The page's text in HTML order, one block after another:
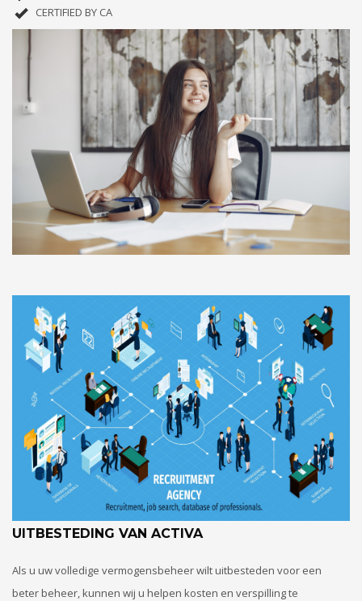
CERTIFIED BY CA
UITBESTEDING VAN ACTIVA
Als u uw volledige vermogensbeheer wilt uitbesteden voor een
beter beheer, kunnen wij u helpen kosten en verspilling te